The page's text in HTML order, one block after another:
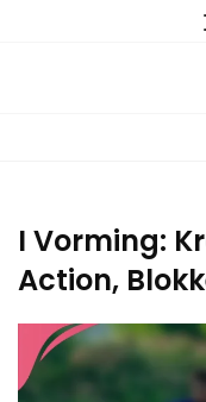
I Vorming:
Action,